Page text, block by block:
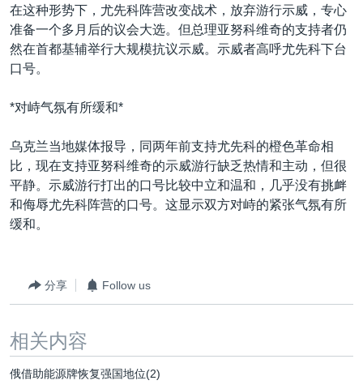
在这种形势下，尤先科阵营改变战术，放弃游行示威，专心
准备一个多月后的议会大选。但总理亚努科维奇的支持者仍
然在首都基辅举行大规模抗议示威。示威者高呼尤先科下台
口号。
*对峙气氛有所缓和*
乌克兰当地媒体报导，同两年前支持尤先科的橙色革命相
比，现在支持亚努科维奇的示威游行缺乏热情和主动，但很
平静。示威游行打出的口号比较中立和温和，几乎没有挑衅
和侮辱尤先科阵营的口号。这显示双方对峙的紧张气氛有所
缓和。
分享 Follow us
相关内容
俄借助能源牌恢复强国地位(2)